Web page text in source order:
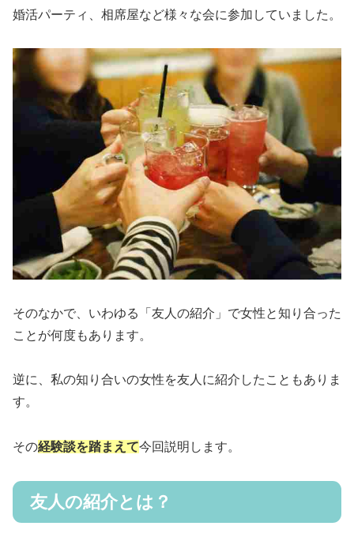
婚活パーティ、相席屋など様々な会に参加していました。
そのなかで、いわゆる「友人の紹介」で女性と知り合った
ことが何度もあります。
逆に、私の知り合いの女性を友人に紹介したこともありま
す。
その経験談を踏まえて今回説明します。
友人の紹介とは？